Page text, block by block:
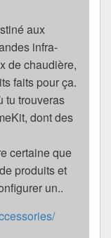
aux
infra-
de chaudière,
faits pour ça.
tu trouveras
dont des
certaine que
produits et
un..